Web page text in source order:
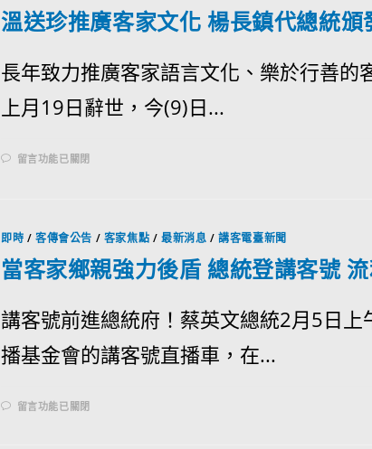
溫送珍推廣客家文化 楊長鎮代總統頒
長年致力推廣客家語言文化、樂於行善的
上月19日辭世，今(9)日...
留言功能已關閉
即時 /客傳會公告 / 客家焦點 /最新消息 /講客電臺新聞
當客家鄉親強力後盾 總統登講客號
講客號前進總統府！蔡英文總統2月5日上
播基金會的講客號直播車，在...
留言功能已關閉